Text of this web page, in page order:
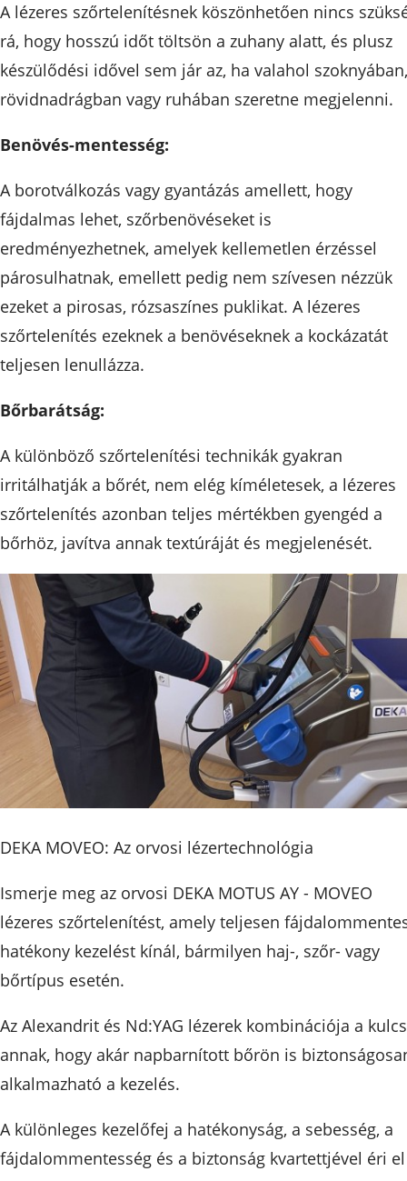
A lézeres szőrtelenítésnek köszönhetően nincs
rá, hogy hosszú időt töltsön a zuhany alatt, és plusz
készülődési idővel sem jár az, ha valahol szoknyában,
rövidnadrágban vagy ruhában szeretne megjelenni.
Benövés-mentesség:
A borotválkozás vagy gyantázás amellett, hogy
fájdalmas lehet, szőrbenövéseket is
eredményezhetnek, amelyek kellemetlen érzéssel
párosulhatnak, emellett pedig nem szívesen nézzük
ezeket a pirosas, rózsaszínes puklikat. A lézeres
szőrtelenítés ezeknek a benövéseknek a kockázatát
teljesen lenullázza.
Bőrbarátság:
A különböző szőrtelenítési technikák gyakran
irritálhatják a bőrét, nem elég kíméletesek, a lézeres
szőrtelenítés azonban teljes mértékben gyengéd a
bőrhöz, javítva annak textúráját és megjelenését.
DEKA MOVEO: Az orvosi lézertechnológia
Ismerje meg az orvosi DEKA MOTUS AY - MOVEO
lézeres szőrtelenítést, amely teljesen
hatékony kezelést kínál, bármilyen haj-, szőr- vagy
bőrtípus esetén.
Az Alexandrit és Nd:YAG lézerek kombinációja a
annak, hogy akár napbarnított bőrön is
alkalmazható a kezelés.
A különleges kezelőfej a hatékonyság, a sebesség, a
fájdalommentesség és a biztonság kvartettjével éri el